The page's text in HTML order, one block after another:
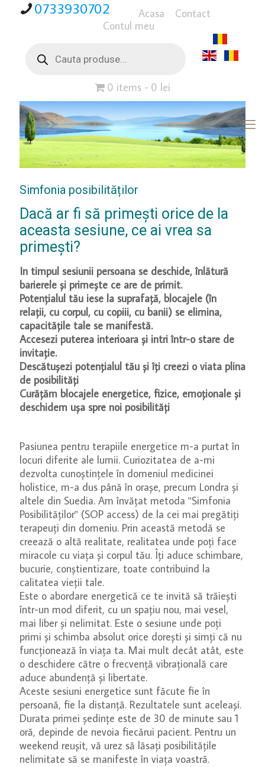
0733930702 Acasa
Contact
Contul meu
search
0 items 0 lei
Simfonia posibilităților
Dacă ar fi să primești orice de la
aceasta sesiune, ce ai vrea sa
primești?
In timpul sesiunii persoana se deschide, înlătură
barierele și primește ce are de primit.
Potențialul tău iese la suprafață, blocajele (în
relații, cu corpul, cu copiii, cu banii) se elimina,
capacitățile tale se manifestă.
Accesezi puterea interioara și intri într-o stare de
invitație.
Descătușezi potențialul tău și îți creezi o viata plina
de posibilități
Curățăm blocajele energetice, fizice, emoționale și
deschidem ușa spre noi posibilități
Pasiunea pentru terapiile energetice m-a purtat în
locuri diferite ale lumii. Curiozitatea de a-mi
dezvolta cunoștințele în domeniul medicinei
holistice, m-a dus până în orașe, precum Londra și
altele din Suedia. Am învățat metoda ''Simfonia
Posibilităților'' (SOP access) de la cei mai pregătiți
terapeuți din domeniu. Prin această metodă se
creează o altă realitate, realitatea unde poți face
miracole cu viața și corpul tău. Îți aduce schimbare,
bucurie, conștientizare, toate contribuind la
calitatea vieții tale.
Este o abordare energetică ce te invită să trăiești
într-un mod diferit, cu un spațiu nou, mai vesel,
mai liber și nelimitat. Este o sesiune unde poți
primi și schimba absolut orice dorești și simți că nu
funcționează în viața ta. Mai mult decât atât, este
o deschidere către o frecvență vibrațională care
aduce abundență și libertate.
Aceste sesiuni energetice sunt făcute fie în
persoană, fie la distanță. Rezultatele sunt aceleași.
Durata primei ședințe este de 30 de minute sau 1
oră, depinde de nevoia fiecărui pacient. Pentru un
weekend reușit, vă urez să lăsați posibilitățile
nelimitate să se manifeste în viața voastră.